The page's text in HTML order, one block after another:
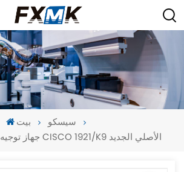
بيت
سيسكو
جهاز توجيه الخدمة المتكامل CISCO 1921/K9 الأصلي الجديد